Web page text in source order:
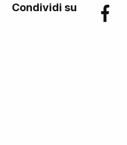
Condividi su